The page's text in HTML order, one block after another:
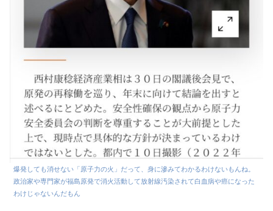
爆発しても消せない「原子力の火」だって、身に滲みてわかるわけないもんね。
政治家や専門家が福島原発で消火活動して放射線汚染されて白血病や癌になった
わけじゃないんだもん